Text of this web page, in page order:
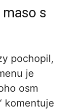
maso s
pochopil,
je
osm
komentuje